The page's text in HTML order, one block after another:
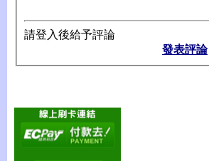
請登入後給予評論
發表評論